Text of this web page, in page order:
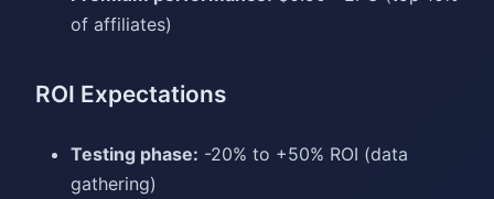
of affiliates)
ROI Expectations
Testing phase: -20% to +50% ROI (data
gathering)